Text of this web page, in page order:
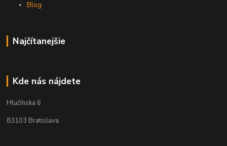
Blog
Najčítanejšie
Kde nás nájdete
Hlučínska 6
83103 Bratislava